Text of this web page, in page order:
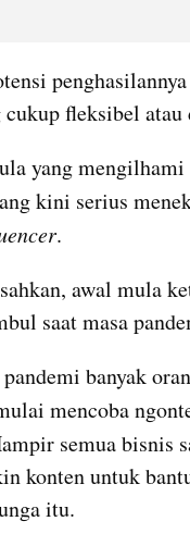
fleksibel
yang mengilhami
kini serius
.
awal mula
saat masa
pandemi banyak
mencoba
semua bisnis
konten untuk
itu.